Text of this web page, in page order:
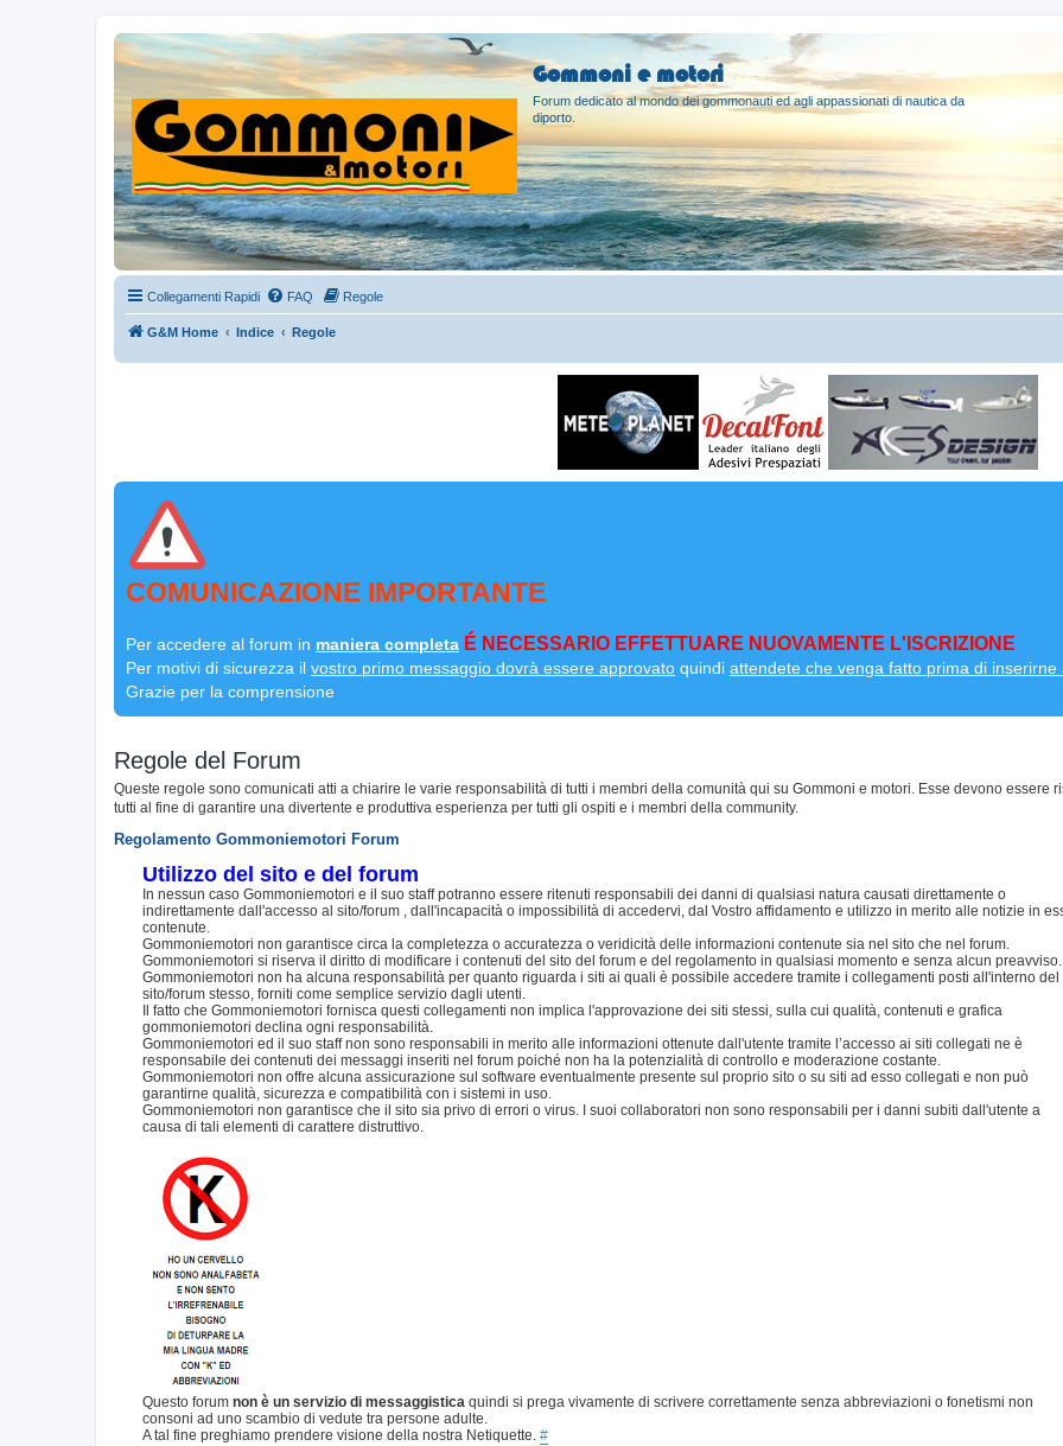
Gommoni e motori
Forum dedicato al mondo dei gommonauti ed agli appassionati di nautica da
diporto.
Collegamenti Rapidi FAQ Regole
G&M Home Indice Regole
COMUNICAZIONE IMPORTANTE
Per accedere al forum in maniera completa É NECESSARIO EFFETTUARE NUOVAMENTE L'ISCRIZIONE
Per motivi di sicurezza il vostro primo messaggio dovrà essere approvato quindi attendete che venga fatto prima di inserirne
Grazie per la comprensione
Regole del Forum
Queste regole sono comunicati atti a chiarire le varie responsabilità di tutti i membri della comunità qui su Gommoni e motori. Esse devono essere
tutti al fine di garantire una divertente e produttiva esperienza per tutti gli ospiti e i membri della community.
Regolamento Gommoniemotori Forum
Utilizzo del sito e del forum
In nessun caso Gommoniemotori e il suo staff potranno essere ritenuti responsabili dei danni di qualsiasi natura causati direttamente o
indirettamente dall'accesso al sito/forum , dall'incapacità o impossibilità di accedervi, dal Vostro affidamento e utilizzo in merito alle notizie in
contenute.
Gommoniemotori non garantisce circa la completezza o accuratezza o veridicità delle informazioni contenute sia nel sito che nel forum.
Gommoniemotori si riserva il diritto di modificare i contenuti del sito del forum e del regolamento in qualsiasi momento e senza alcun preavviso.
Gommoniemotori non ha alcuna responsabilità per quanto riguarda i siti ai quali è possibile accedere tramite i collegamenti posti all'interno del
sito/forum stesso, forniti come semplice servizio dagli utenti.
Il fatto che Gommoniemotori fornisca questi collegamenti non implica l'approvazione dei siti stessi, sulla cui qualità, contenuti e grafica
gommoniemotori declina ogni responsabilità.
Gommoniemotori ed il suo staff non sono responsabili in merito alle informazioni ottenute dall'utente tramite l’accesso ai siti collegati ne è
responsabile dei contenuti dei messaggi inseriti nel forum poiché non ha la potenzialità di controllo e moderazione costante.
Gommoniemotori non offre alcuna assicurazione sul software eventualmente presente sul proprio sito o su siti ad esso collegati e non può
garantirne qualità, sicurezza e compatibilità con i sistemi in uso.
Gommoniemotori non garantisce che il sito sia privo di errori o virus. I suoi collaboratori non sono responsabili per i danni subiti dall'utente a
causa di tali elementi di carattere distruttivo.
Questo forum non è un servizio di messaggistica quindi si prega vivamente di scrivere correttamente senza abbreviazioni o fonetismi non
consoni ad uno scambio di vedute tra persone adulte.
A tal fine preghiamo prendere visione della nostra Netiquette. #